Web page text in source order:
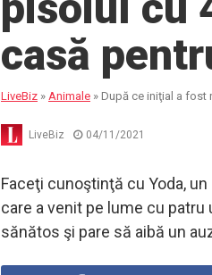
casă
LiveBiz » Animale » După ce iniţial a fost
LiveBiz 04/11/2021
Faceţi cunoştinţă cu Yoda,
care a venit pe lume cu
sănătos şi pare să aibă un